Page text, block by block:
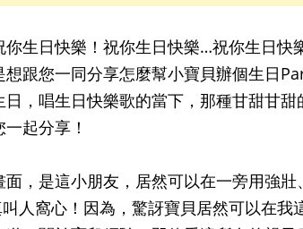
你生日快樂！祝你生日快樂…祝你生日快
跟您一同分享怎麼幫小寶貝辦個生日
，唱生日快樂歌的當下，那種甘甜甘
起分享！
是這小朋友，居然可以在一旁用強壯
人窩心！因為，驚訝寶貝居然可以在我